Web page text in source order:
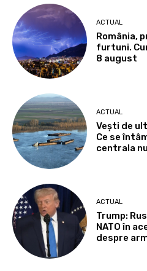
ACTUAL
România,
furtuni.
8 august
ACTUAL
Vești de
Ce se
centrala
ACTUAL
Trump:
NATO în
despre